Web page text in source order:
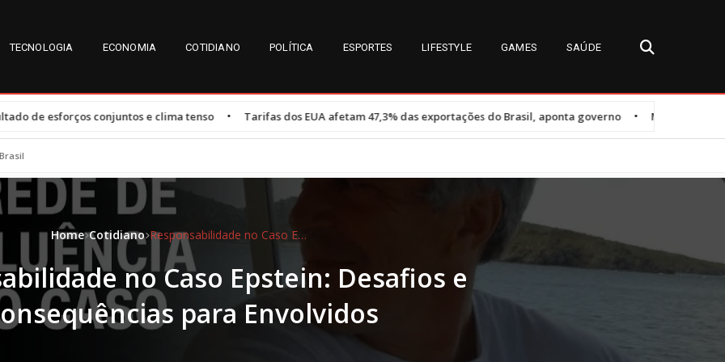
TECNOLOGIA ECONOMIA COTIDIANO POLÍTICA ESPORTES LIFESTYLE GAMES SAÚDE
e clima tenso•Tarifas dos EUA afetam 47,3% das exportações do Brasil, aponta governo•Miss Universe Brasil 2026:
Brasil
Home Cotidiano Responsabilidade no Caso Epstein: Desafios e Consequências para Envolvidos
no Caso Epstein: Desafios e
para Envolvidos